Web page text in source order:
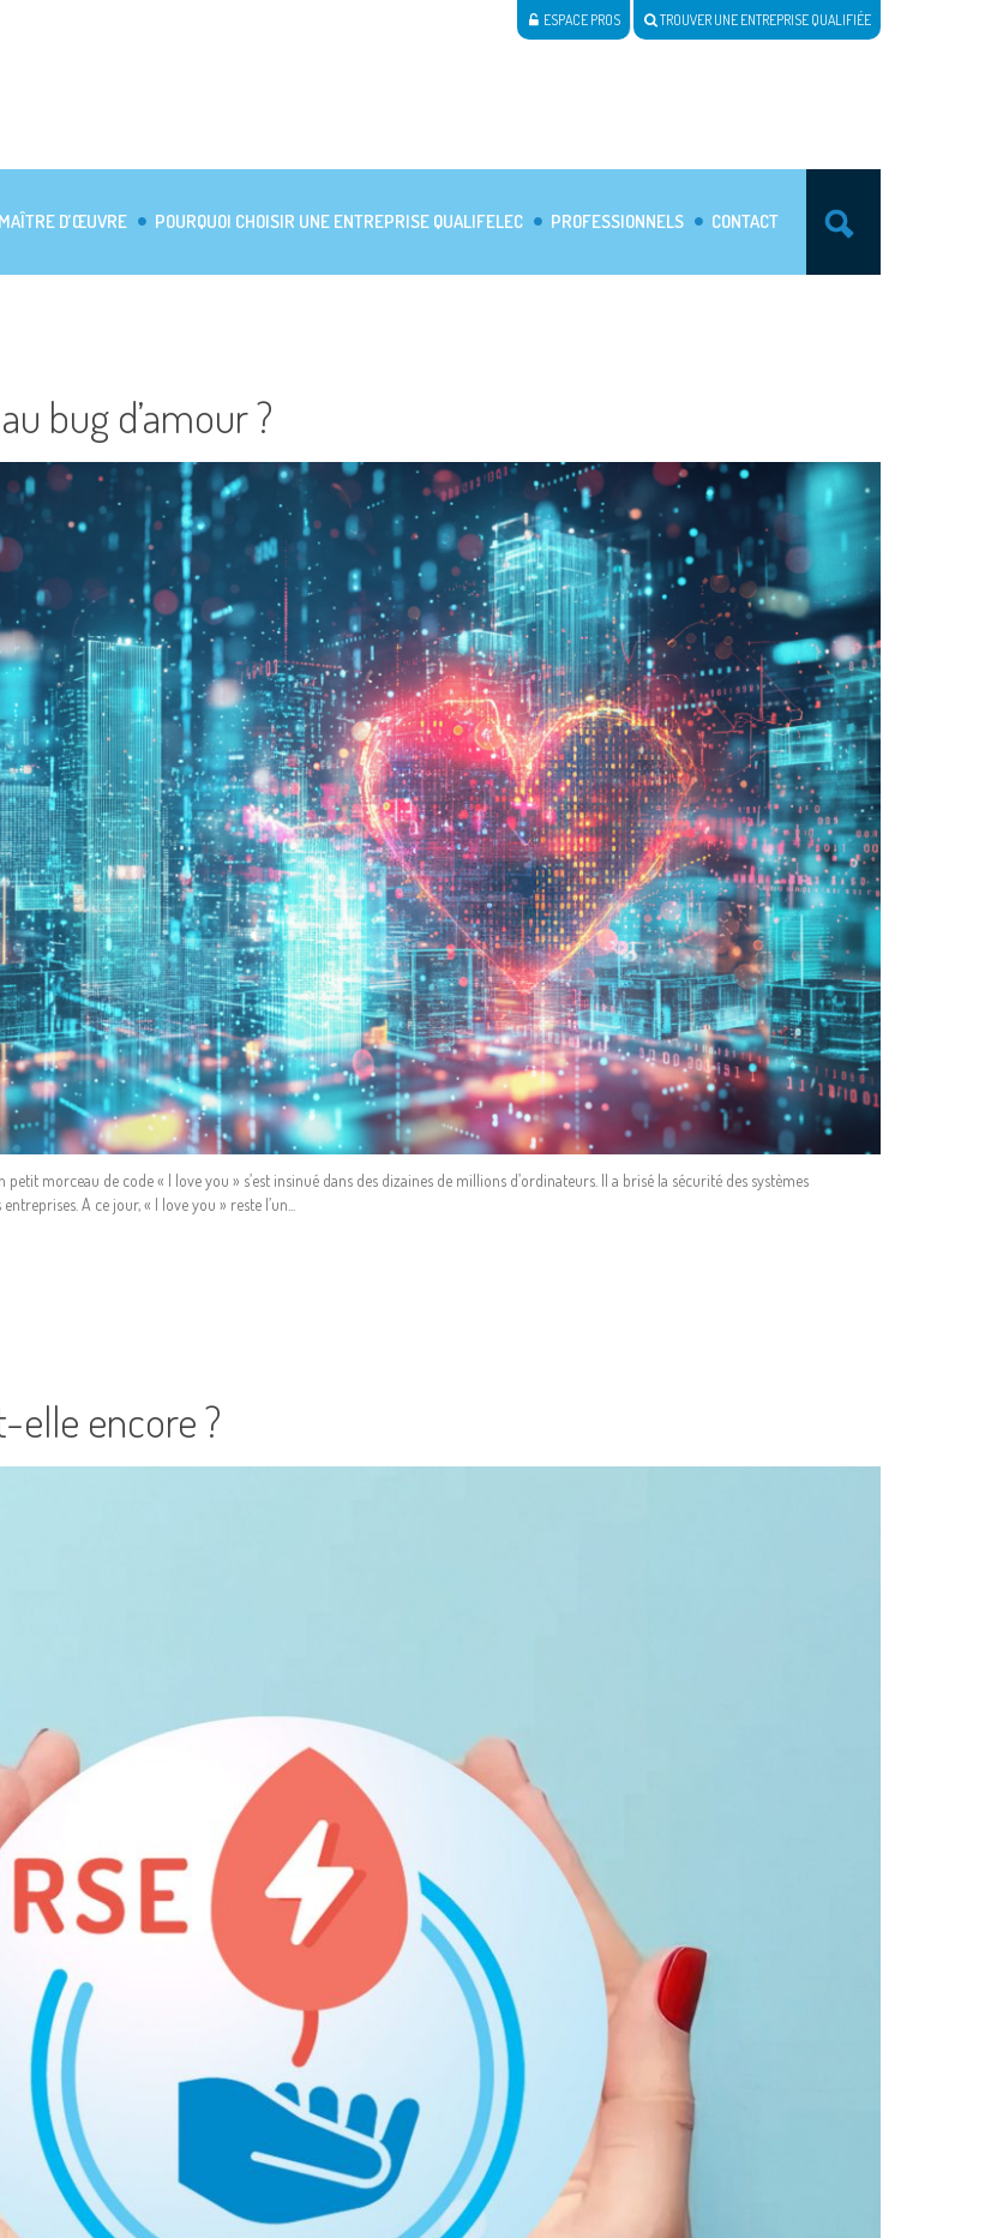
ESPACE PROS TROUVER UNE ENTREPRISE QUALIFIÉE
D’ŒUVRE POURQUOI CHOISIR UNE ENTREPRISE QUALIFELEC PROFESSIONNELS CONTACT
bug d’amour ?
morceau de code « I love you » s’est insinué dans des dizaines de millions d’ordinateurs. Il a brisé la sécurité des systèmes
A ce jour, « I love you » reste l’un...
encore ?